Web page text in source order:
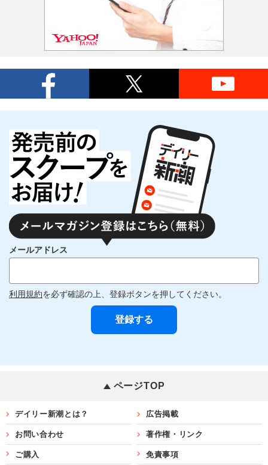
メールアドレス
利用規約を必ず確認の上、登録ボタンを押してください。
ページTOP
デイリー新潮とは？ 広告掲載
お問い合わせ 著作権・リンク
ご購入 免責事項